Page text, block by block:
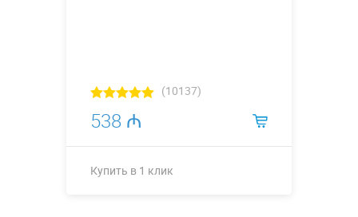
(10137)
538 ₼
Купить в 1 клик